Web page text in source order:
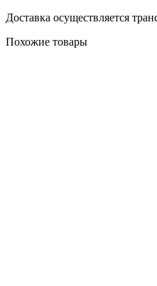
Доставка осуществляется
Похожие товары